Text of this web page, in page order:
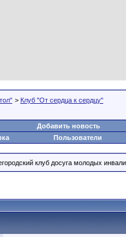
> Клуб "От сердца к сердцу"
Добавить новость
Пользователи
клуб досуга молодых